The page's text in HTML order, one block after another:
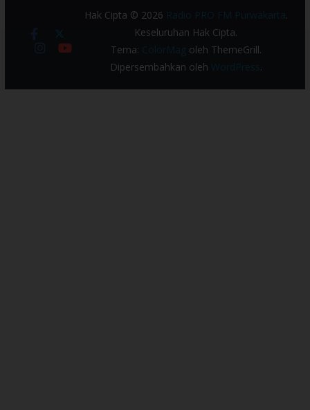
Hak Cipta © 2026 Radio PRO FM Purwakarta.
Keseluruhan Hak Cipta.
Tema: ColorMagoleh ThemeGrill.
Dipersembahkan oleh WordPress .